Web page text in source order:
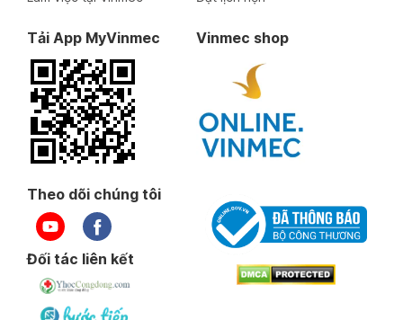
Tải App MyVinmec Vinmec shop
Theo dõi chúng tôi
Đối tác liên kết